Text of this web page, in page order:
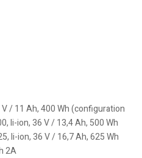
/ 11 Ah, 400 Wh (configuration
li-ion, 36 V / 13,4 Ah, 500 Wh
li-ion, 36 V / 16,7 Ah, 625 Wh
2A